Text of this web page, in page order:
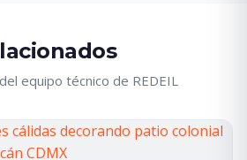
equipo técnico de REDEIL